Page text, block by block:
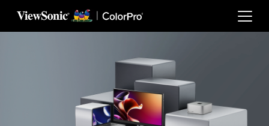
Ga naar hoofdinhoud